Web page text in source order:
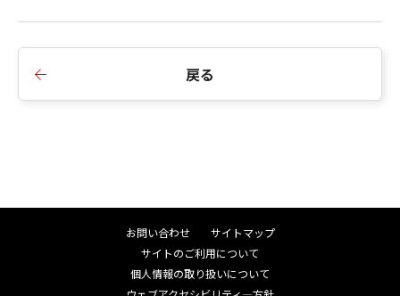
(4) お客様は、上記(3)による本契約の終了後直
U.S. GOVERNMENT RESTRICTED RIGHTS
The Software is a "commercial item," as that
term is defined at 48 C.F.R. 2.101 (Oct 1995),
戻る
お問い合わせ
サイトマップ
サイトのご利用について
個人情報の取り扱いについて